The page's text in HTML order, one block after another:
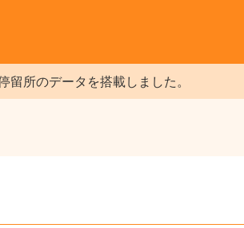
所のデータを搭載しました。